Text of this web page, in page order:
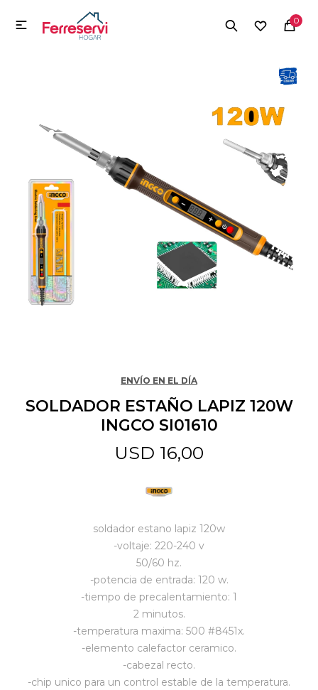
0

ENVÍO EN EL DÍA
SOLDADOR ESTAÑO LAPIZ 120W
INGCO SI01610
USD 16,00
soldador estano lapiz 120w
-voltaje: 220-240 v
50/60 hz.
-potencia de entrada: 120 w.
-tiempo de precalentamiento: 1
2 minutos.
-temperatura maxima: 500 #8451x.
-elemento calefactor ceramico.
-cabezal recto.
-chip unico para un control estable de la temperatura.
MI CUENTA
Electrodomésticos
Tecnología
Deportes
Mascotas
Vestimenta y calzado